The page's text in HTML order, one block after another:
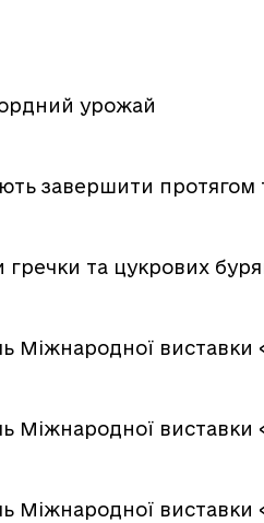
урожай
завершити протягом
гречки та цукрових
Міжнародної виставки
Міжнародної виставки
Міжнародної виставки